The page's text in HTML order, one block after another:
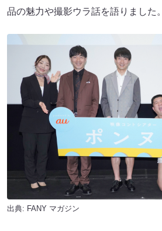
品の魅力や撮影ウラ話を語りました。
出典: FANY マガジン